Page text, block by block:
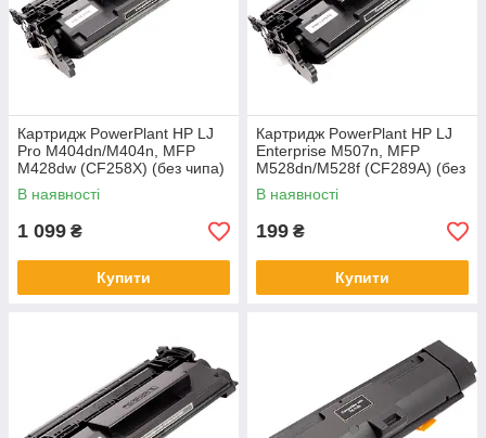
Картридж PowerPlant HP LJ
Pro M404dn/M404n, MFP
M428dw (CF258X) (без чипа)
В наявності
1 099 ₴
Купити
Картридж PowerPlant HP LJ
Enterprise M507n, MFP
M528dn/M528f (CF289A) (без
чипа)
В наявності
199 ₴
Купити